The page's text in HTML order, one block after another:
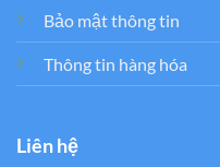
Bảo mật thông tin
Thông tin hàng hóa
Liên hệ